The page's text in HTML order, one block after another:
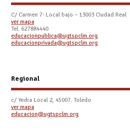
C/ Carmen 7- Local bajo – 13003 Ciudad Real
ver mapa
Tel. 627884440
educacionpublica@ugtspclm.org
educacionprivada@ugtspclm.org
Regional
c/ Yedra Local 2, 45007. Toledo
ver mapa
educacion@ugtspclm.org